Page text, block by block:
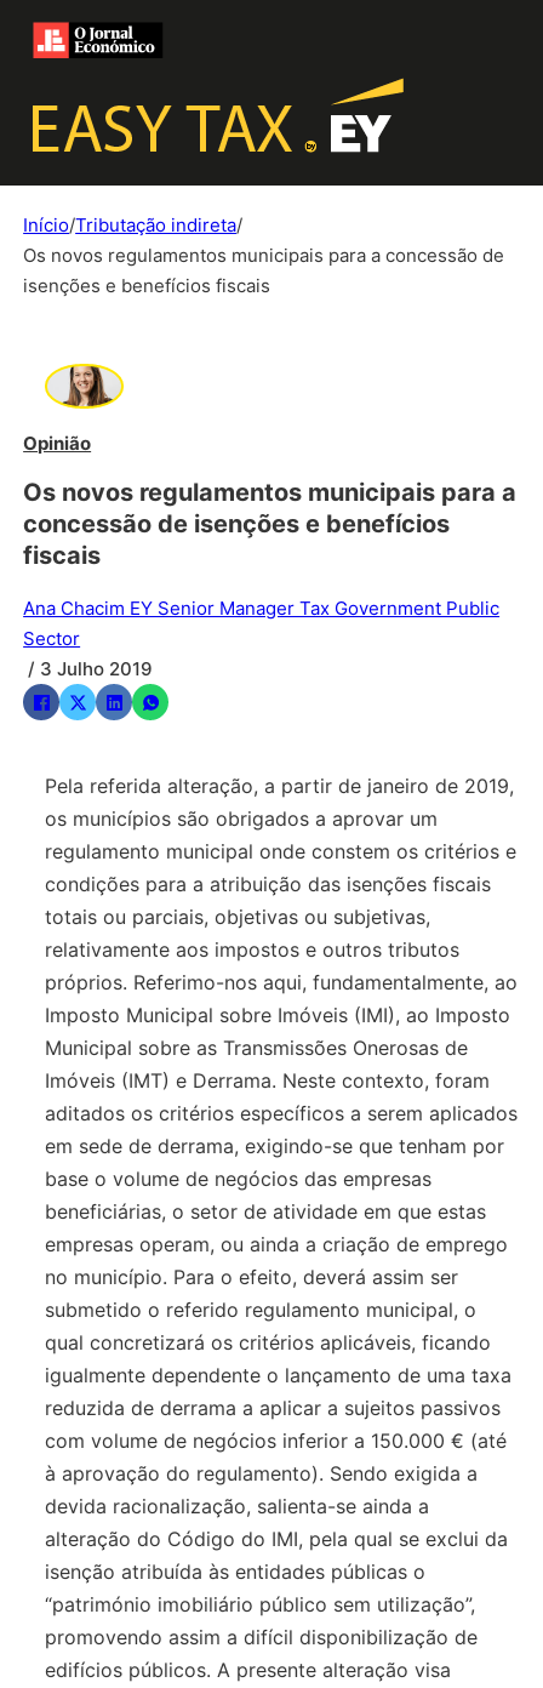
Início/Tributação indireta/
Os novos regulamentos municipais para a concessão de
isenções e benefícios fiscais
Opinião
Os novos regulamentos municipais para a
concessão de isenções e benefícios
fiscais
Ana Chacim EY Senior Manager Tax Government Public
Sector
/ 3 Julho 2019
Pela referida alteração, a partir de janeiro de 2019,
os municípios são obrigados a aprovar um
regulamento municipal onde constem os critérios e
condições para a atribuição das isenções fiscais
totais ou parciais, objetivas ou subjetivas,
relativamente aos impostos e outros tributos
próprios. Referimo-nos aqui, fundamentalmente, ao
Imposto Municipal sobre Imóveis (IMI), ao Imposto
Municipal sobre as Transmissões Onerosas de
Imóveis (IMT) e Derrama. Neste contexto, foram
aditados os critérios específicos a serem aplicados
em sede de derrama, exigindo-se que tenham por
base o volume de negócios das empresas
beneficiárias, o setor de atividade em que estas
empresas operam, ou ainda a criação de emprego
no município. Para o efeito, deverá assim ser
submetido o referido regulamento municipal, o
qual concretizará os critérios aplicáveis, ficando
igualmente dependente o lançamento de uma taxa
reduzida de derrama a aplicar a sujeitos passivos
com volume de negócios inferior a 150.000 € (até
à aprovação do regulamento). Sendo exigida a
devida racionalização, salienta-se ainda a
alteração do Código do IMI, pela qual se exclui da
isenção atribuída às entidades públicas o
“património imobiliário público sem utilização”,
promovendo assim a difícil disponibilização de
edifícios públicos. A presente alteração visa